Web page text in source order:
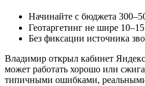
Начинайте с бюджета
Геотаргетинг не шире
Без фиксации источника
Владимир открыл кабинет
может работать хорошо или
типичными ошибками,